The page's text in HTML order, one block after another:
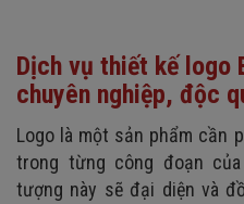
Dịch vụ thiết kế logo
chuyên nghiệp, độc
Logo là một sản phẩm cần
trong từng công đoạn
tượng này sẽ đại diện và